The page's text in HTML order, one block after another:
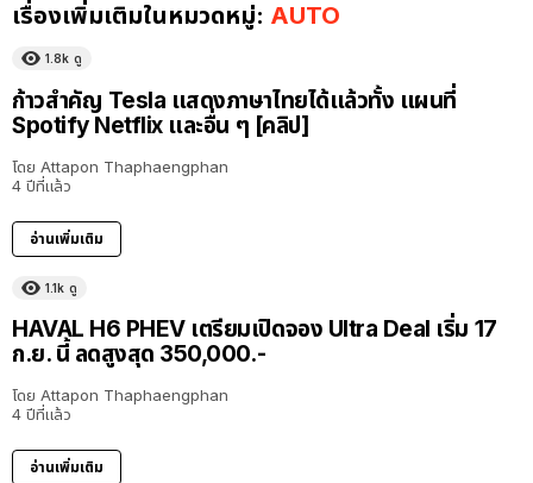
เรื่องเพิ่มเติมในหมวดหมู่: AUTO
1.8k ดู
ก้าวสำคัญ Tesla แสดงภาษาไทยได้แล้วทั้ง แผนที่
Spotify Netflix และอื่น ๆ [คลิป]
โดย Attapon Thaphaengphan
4 ปีที่แล้ว
อ่านเพิ่มเติม
1.1k ดู
HAVAL H6 PHEV เตรียมเปิดจอง Ultra Deal เริ่ม 17
ก.ย. นี้ ลดสูงสุด 350,000.-
โดย Attapon Thaphaengphan
4 ปีที่แล้ว
อ่านเพิ่มเติม